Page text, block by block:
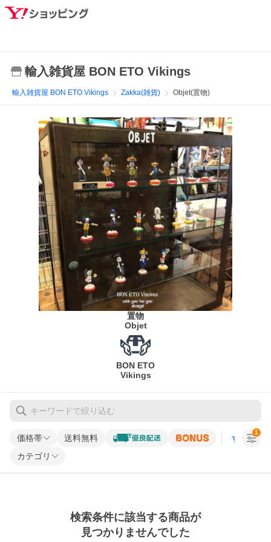
輸入雑貨屋 BON ETO Vikings
輸入雑貨屋 BON ETO Vikings Zakka(雑貨) Objet(置物)
置物
Objet
BON ETO
Vikings
価格帯 送料無料 すべての条
カテゴリ
1
検索条件に該当する商品が
見つかりませんでした